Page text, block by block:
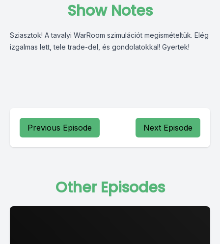
Show Notes
Sziasztok! A tavalyi WarRoom szimulációt megismételtük. Elég
izgalmas lett, tele trade-del, és gondolatokkal! Gyertek!
Previous Episode Next Episode
Other Episodes